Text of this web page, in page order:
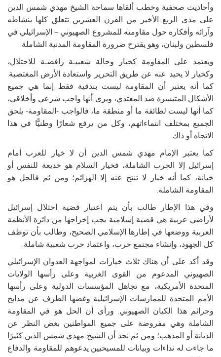
وأحاديث صحفية وخطب ألقاها سماحة الشيخ مهدي شمس الدين
على مدى الربع الأخير من القرن العشرين تتعلق كلها بنشاطه
وآرائه وأفكاره حول مقاومته للمشروع الصهيوني – الإسرائيلي في
فلسطين ولبنان، وهو يقترح ضرورة المقاومة المدنية الشاملة.
ويعتمد على المقاومة كخيار وحالة شعبيـة رافضـة للاحتلال،
وكخيار لا يحيد عنه عن طريق التحرير واستعادة الأرض المغتصبة.
كما أنه يعتبر أن المقاومة ليست بندقية فقط إنما هي جميع
الأشكال المتيسرة ضد المعتدي، ويرى أنها واجب شرعي وأخلاقي،
كما أنها ليست لطائفة ما أو منطقة ما، فالواجب -المقاومة- يلحق
الجميع بمختلف انتماءاتهم، وكل من يرفع شعارًا وطنيًّا في هذا
الاتجاه أو ذاك.
كما يعتبر الإمام مهدي شمس الدين أن لا خيار للعرب أمام
إسرائيل إلا الحرب الشاملة، فخيار السلام هو خديعة للنفس أو
خيانة، كما أنه خيار لا تنتج عنه إلا الهزائم؛ ومن ثم فالحل هو
المقاومة الشاملة.
وفي هذا الإطار طالب بأن يتم اعتبار قضية احتلال إسرائيل
لأراضي عربية هي قضية إسلامية يجب إخراجها من دائرة الأنظمة
العربية ووضعها في إطارها الإسلامي الصحيح، وطالب بأن توظف
كل الجهود، وإنشاء مجتمع حرب، واعتماد حرب شعبية شاملة.
وقد أكد على أن هناك ثلاث خيارات لمواجهة العدوان الإسرائيلي
الصهيوني المدعوم من القوى الغربية وعلى رأسها الولايات
المتحدة الأمريكية، مع تجاهل المؤسسات الدولية وعلى رأسها
الأمم المتحدة للممارسات الإسرائيلية وغضها الطرف عن مذابح
وجرائم هذا الكيان الصهيوني. ورأى أن الحل هو في المقاومة
الشاملة وهي مفروضة على جميع المواطنين بغض النظر عن
الديانة أو المذهب؛ ومن ثم نجد أن الشيخ مهدي شمس الدين كثيرًا
ما جاءت له نداءات وبيانات للمسيحيين يدعوهم للمقاومة والدفاع